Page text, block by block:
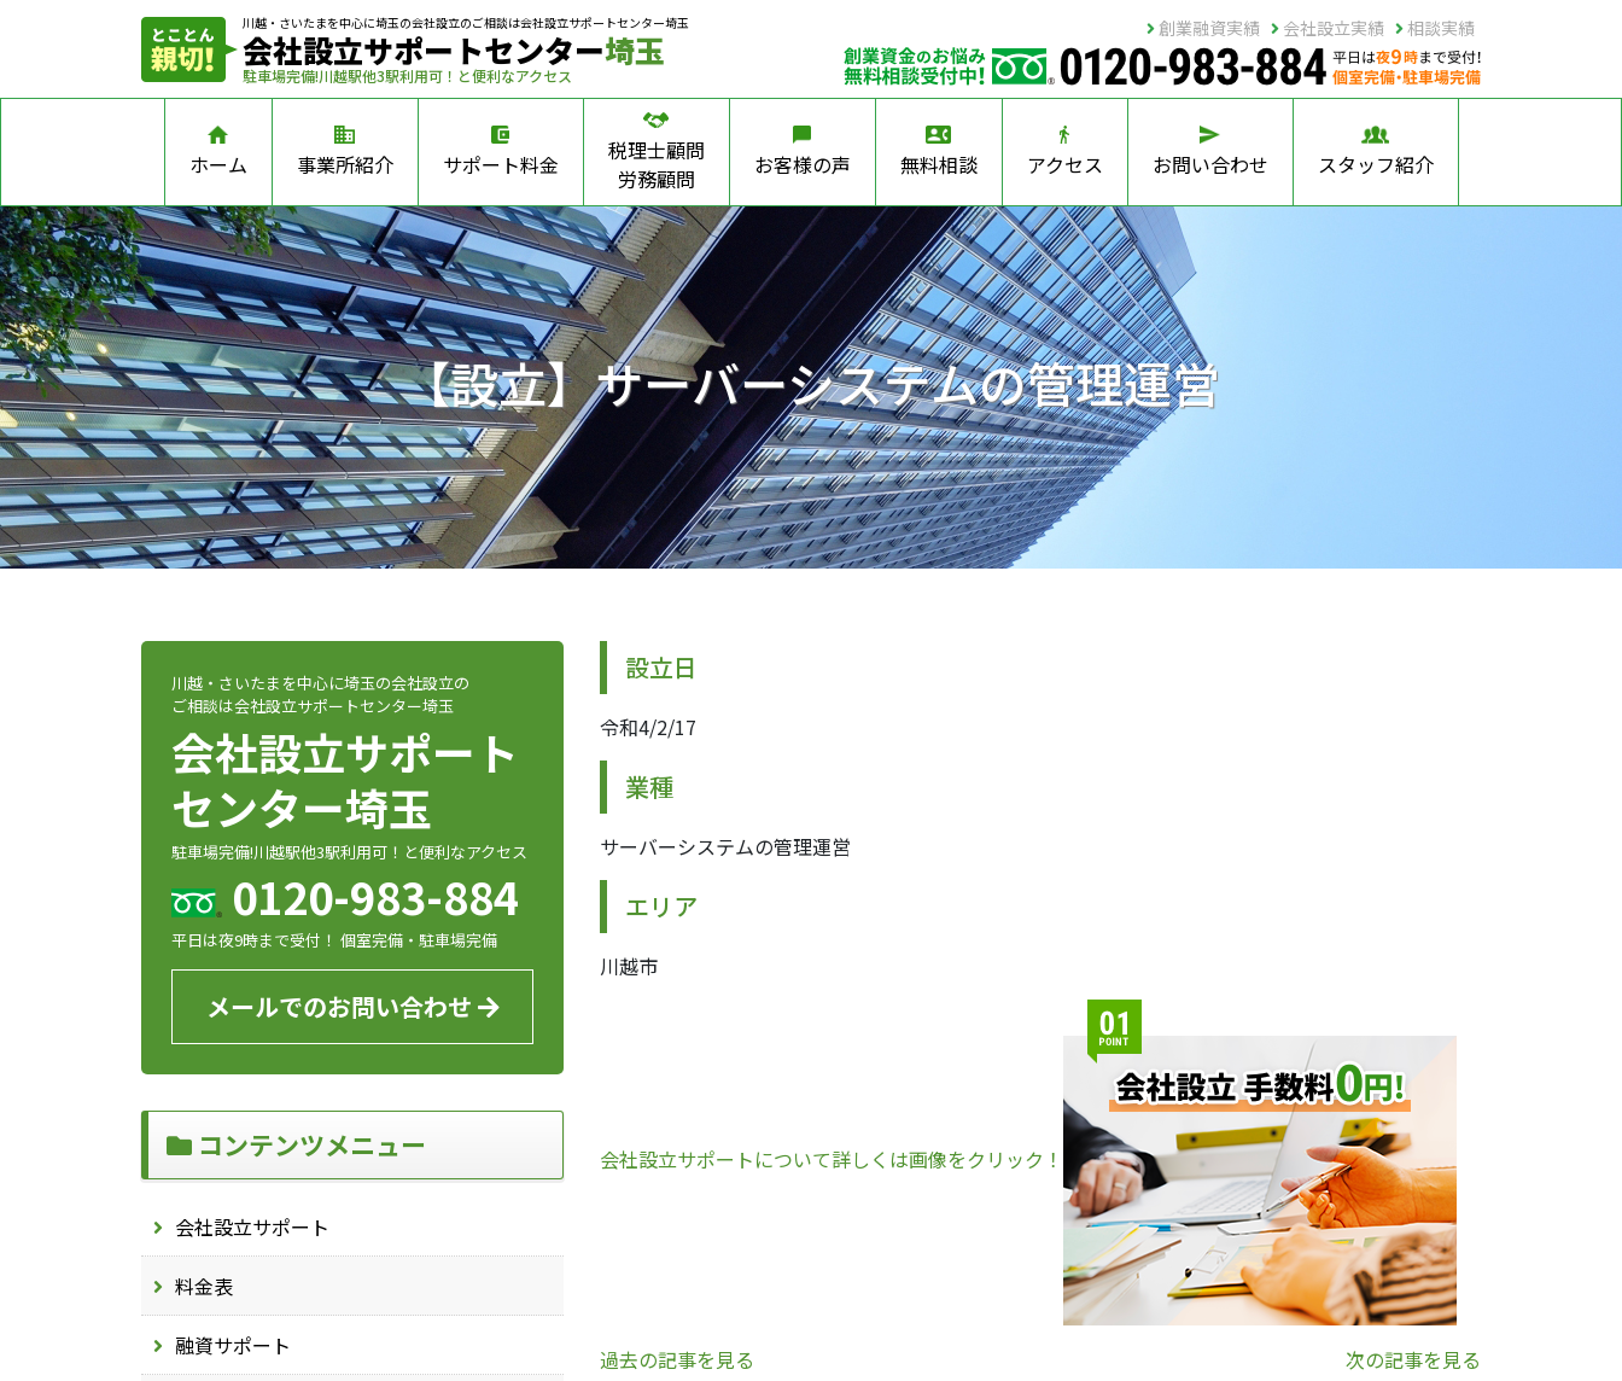
川越・さいたまを中心に埼玉の会社設立のご相談は会社設立サポートセンター埼玉
会社設立サポートセンター埼玉
駐車場完備!川越駅他3駅利用可！と便利なアクセス
創業融資実績 会社設立実績 相談実績
ホーム 事業所紹介 サポート料金
税理士顧問
労務顧問
お客様の声 無料相談 アクセス お問い合わせ スタッフ紹介
【設立】サーバーシステムの管理運営
川越・さいたまを中心に埼玉の会社設立の
ご相談は会社設立サポートセンター埼玉
会社設立サポート
センター埼玉
駐車場完備!川越駅他3駅利用可！と便利なアクセス
0120-983-884
平日は夜9時まで受付！ 個室完備・駐車場完備
メールでのお問い合わせ
コンテンツメニュー
会社設立サポート
料金表
融資サポート
設立日
令和4/2/17
業種
サーバーシステムの管理運営
エリア
川越市
会社設立サポートについて詳しくは画像をクリック！
過去の記事を見る 次の記事を見る